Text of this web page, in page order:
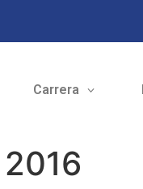
Carrera